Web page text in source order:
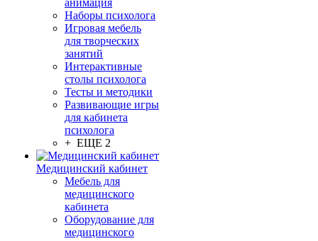
анимация
Наборы психолога
Игровая мебель
для творческих
занятий
Интерактивные
столы психолога
Тесты и методики
Развивающие игры
для кабинета
психолога
+ ЕЩЕ 2
Медицинский кабинет
Мебель для
медицинского
кабинета
Оборудование для
медицинского